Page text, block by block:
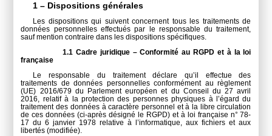
1 – Dispositions générales
Les dispositions qui suivent concernent tous les traitements de
données personnelles effectués par le responsable du traitement,
sauf mention contraire dans les dispositions spécifiques.
1.1 Cadre juridique – Conformité au RGPD et à la loi
française
Le responsable du traitement déclare qu’il effectue des
traitements de données personnelles conformément au règlement
(UE) 2016/679 du Parlement européen et du Conseil du 27 avril
2016, relatif à la protection des personnes physiques à l’égard du
traitement des données à caractère personnel et à la libre circulation
de ces données (ci-après désigné le RGPD) et à loi française n° 78-
17 du 6 janvier 1978 relative à l’informatique, aux fichiers et aux
libertés (modifiée).